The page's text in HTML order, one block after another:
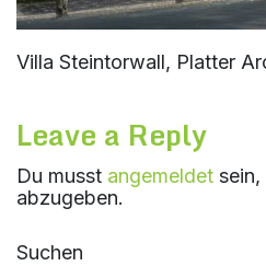
Villa Steintorwall, Platter
Leave a Reply
Du musst angemeldet sein,
abzugeben.
Suchen